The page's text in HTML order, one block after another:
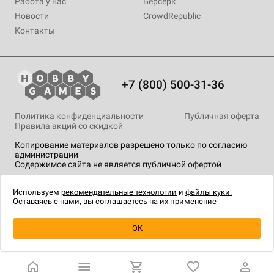
Уведомить о наличии
Новости
Контакты
CrowdRepublic
+7 (800) 500-31-36
Копирование материалов разрешено только по согласию
администрации
Содержимое сайта не является публичной офертой
Политика конфиденциальности
Публичная оферта
Правила акций со скидкой
технологии.
Используем рекомендательные технологии и файлы куки.
Оставаясь с нами, вы соглашаетесь на их применение
OK